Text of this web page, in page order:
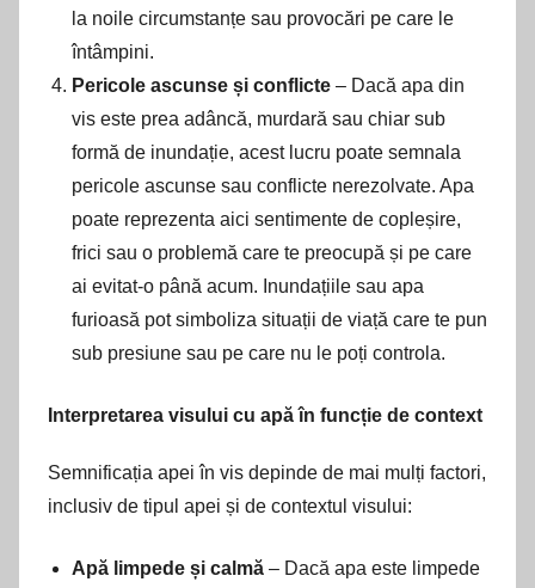
la noile circumstanțe sau provocări pe care le
întâmpini.
Pericole ascunse și conflicte – Dacă apa din
vis este prea adâncă, murdară sau chiar sub
formă de inundație, acest lucru poate semnala
pericole ascunse sau conflicte nerezolvate. Apa
poate reprezenta aici sentimente de copleșire,
frici sau o problemă care te preocupă și pe care
ai evitat-o până acum. Inundațiile sau apa
furioasă pot simboliza situații de viață care te pun
sub presiune sau pe care nu le poți controla.
Interpretarea visului cu apă în funcție de context
Semnificația apei în vis depinde de mai mulți factori,
inclusiv de tipul apei și de contextul visului:
Apă limpede și calmă – Dacă apa este limpede